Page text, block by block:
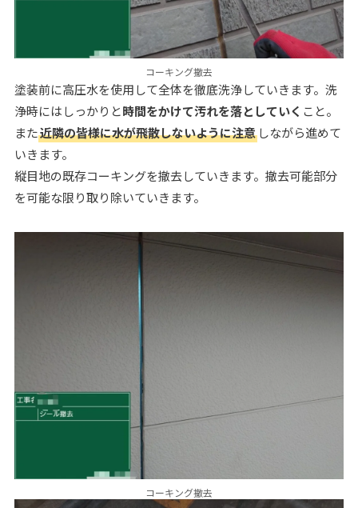
コーキング撤去
塗装前に高圧水を使用して全体を徹底洗浄していきます。洗
浄時にはしっかりと時間をかけて汚れを落としていく こと。
また近隣の皆様に水が飛散しないように注意しながら進めて
いきます。
縦目地の既存コーキングを撤去していきます。撤去可能部分
を可能な限り取り除いていきます。
コーキング撤去